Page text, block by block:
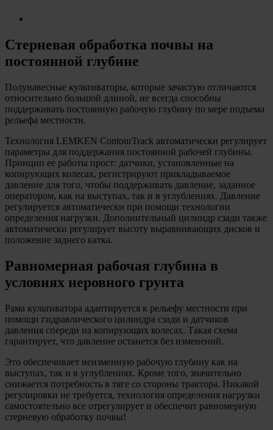
Стерневая обработка почвы на
постоянной глубине
Полунавесные культиваторы, которые зачастую отличаются
относительно большой длиной, не всегда способны
поддерживать постоянную рабочую глубину по мере подъема
рельефа местности.
Технология LEMKEN ContourTrack автоматически регулирует
параметры для поддержания постоянной рабочей глубины.
Принцип ее работы прост: датчики, установленные на
копирующих колесах, регистрируют прикладываемое
давление для того, чтобы поддерживать давление, заданное
оператором, как на выступах, так и в углублениях. Давление
регулируется автоматически при помощи технологии
определения нагрузки. Дополнительный цилиндр сзади также
автоматически регулирует высоту выравнивающих дисков и
положение заднего катка.
Равномерная рабочая глубина в
условиях неровного грунта
Рама культиватора адаптируется к рельефу местности при
помощи гидравлического цилиндра сзади и датчиков
давления спереди на копирующих колесах. Такая схема
гарантирует, что давление останется без изменений.
Это обеспечивает неизменную рабочую глубину как на
выступах, так и в углублениях. Кроме того, значительно
снижается потребность в тяге со стороны трактора. Никакой
регулировки не требуется, технология определения нагрузки
самостоятельно все отрегулирует и обеспечит равномерную
стерневую обработку почвы!